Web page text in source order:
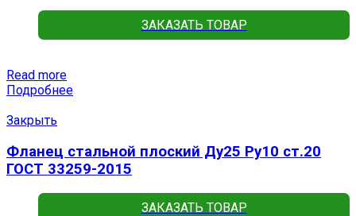
ЗАКАЗАТЬ ТОВАР
Read more
Подробнее
Закрыть
Фланец стальной плоский Ду25 Ру10 ст.20
ГОСТ 33259-2015
ЗАКАЗАТЬ ТОВАР